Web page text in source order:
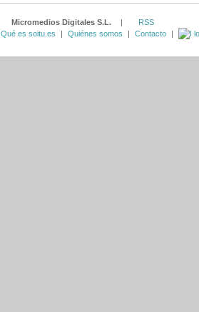
Micromedios Digitales S.L. |
RSS
Qué es soitu.es
| Quiénes somos | Contacto |